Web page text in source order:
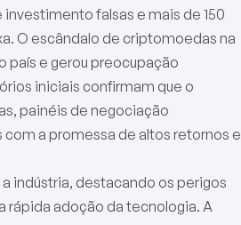
falsas e mais de 150
O escândalo de criptomoedas na
país e gerou preocupação
iniciais confirmam que o
painéis de negociação
a promessa de altos retornos e
indústria, destacando os perigos
rápida adoção da tecnologia. A